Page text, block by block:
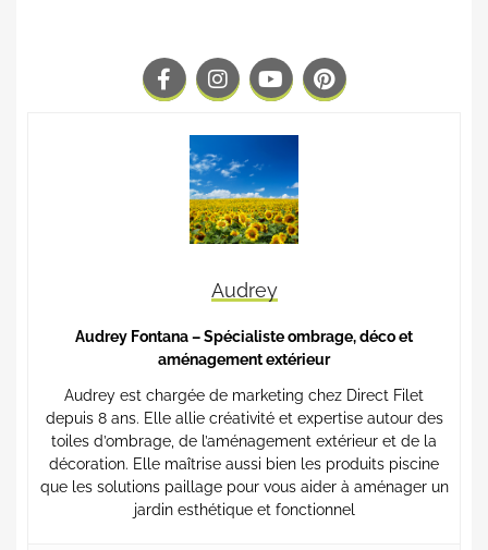
Audrey
Audrey Fontana – Spécialiste ombrage, déco et
aménagement extérieur
Audrey est chargée de marketing chez Direct Filet
depuis 8 ans. Elle allie créativité et expertise autour des
toiles d’ombrage, de l’aménagement extérieur et de la
décoration. Elle maîtrise aussi bien les produits piscine
que les solutions paillage pour vous aider à aménager un
jardin esthétique et fonctionnel